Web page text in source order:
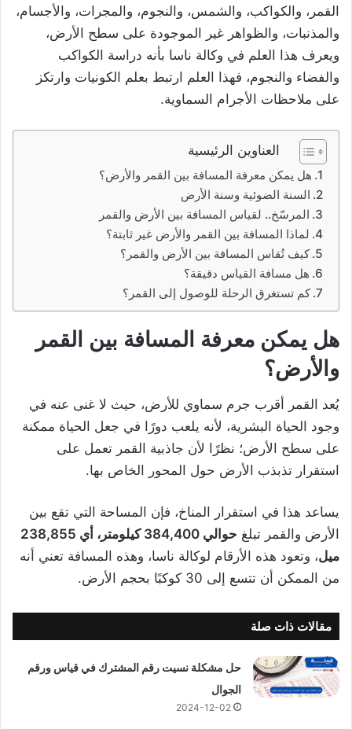
القمر، والكواكب، والشمس، والنجوم، والمجرات، والأجسام،
والمذنبات، والظواهر غير الموجودة على سطح الأرض،
ويعرف هذا العلم في وكالة ناسا بأنه دراسة الكواكب
والفضاء والنجوم، فهذا العلم ارتبط بعلم الكونيات وارتكز
على ملاحظات الأجرام السماوية.
العناوين الرئيسية
هل يمكن معرفة المسافة بين القمر والأرض؟
السنة الضوئية وسنة الأرض
المرسّخ.. لقياس المسافة بين الأرض والقمر
لماذا المسافة بين القمر والأرض غير ثابتة؟
كيف تُقاس المسافة بين الأرض والقمر؟
هل مسافة القياس دقيقة؟
كم تستغرق الرحلة للوصول إلى القمر؟
هل يمكن معرفة المسافة بين القمر
والأرض؟
يُعد القمر أقرب جرم سماوي للأرض، حيث لا غنى عنه في
وجود الحياة البشرية، لأنه يلعب دورًا في جعل الحياة ممكنة
على سطح الأرض؛ نظرًا لأن جاذبية القمر تعمل على
استقرار تذبذب الأرض حول المحور الخاص بها.
يساعد هذا في استقرار المناخ، فإن المساحة التي تقع بين
الأرض والقمر تبلغ
حوالي 384,400 كيلومتر، أي 238,855
ميل، وتعود هذه الأرقام لوكالة ناسا، وهذه المسافة تعني أنه
من الممكن أن تتسع إلى 30 كوكبًا بحجم الأرض.
مقالات ذات صلة
حل مشكلة نسيت رقم المشترك في قياس ورقم
الجوال
2024-12-02